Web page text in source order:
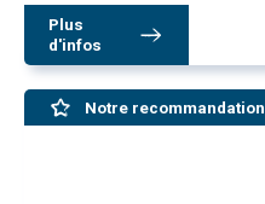
Plus
d'infos
Notre recommandation